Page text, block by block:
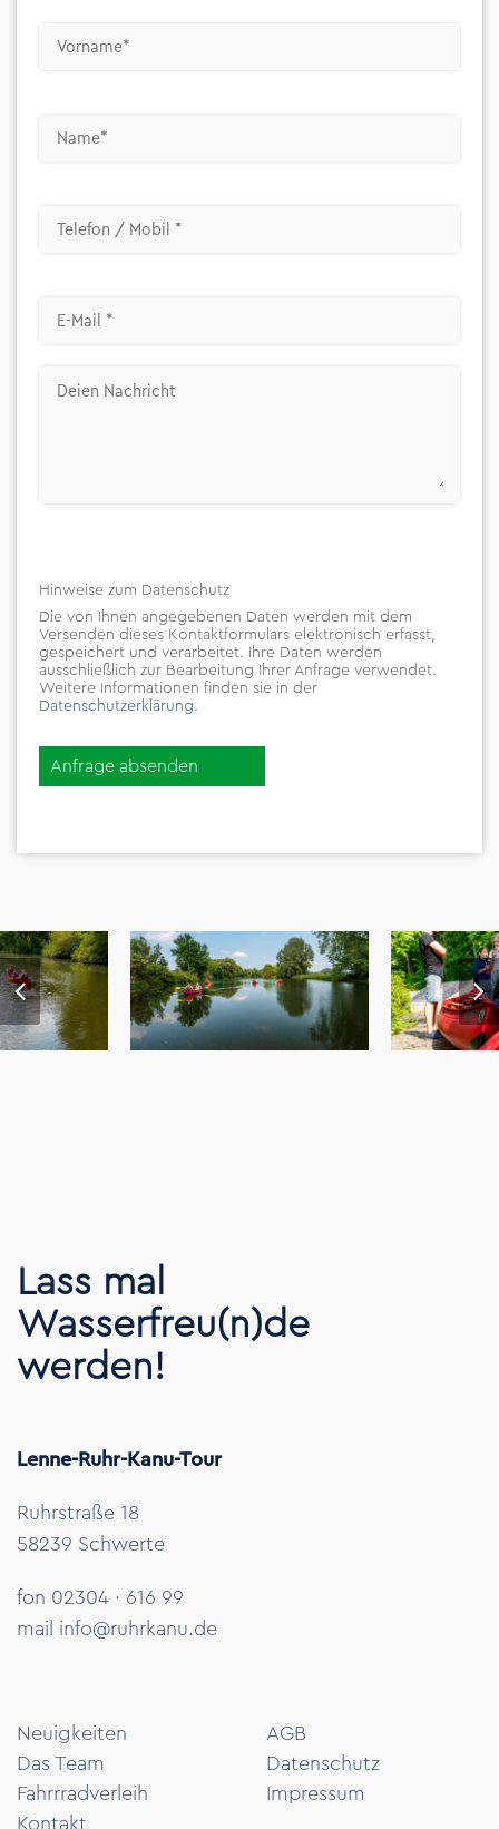
Hinweise zum Datenschutz
Die von Ihnen angegebenen Daten werden mit dem
Versenden dieses Kontaktformulars elektronisch erfasst,
gespeichert und verarbeitet. Ihre Daten werden
ausschließlich zur Bearbeitung
Ihrer Anfrage verwendet.
Weitere Informationen finden sie in der
Datenschutzerklärung.
Anfrage absenden
Lass mal
Wasserfreu(n)de
werden!
Lenne-Ruhr-Kanu-Tour
Ruhrstraße 18
58239 Schwerte
fon 02304 · 616 99
mail info@ruhrkanu.de
Neuigkeiten
Das Team
Fahrrradverleih
Kontakt
AGB
Datenschutz
Impressum